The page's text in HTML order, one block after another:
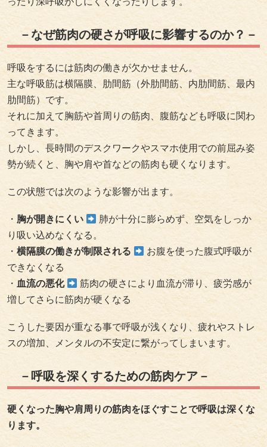
－なぜ筋肉の硬さが呼吸に影響するのか？－
呼吸をするには筋肉の働きが欠かせません。
主な呼吸筋は横隔膜、肋間筋（外肋間筋、内肋間筋、最内
肋間筋）です。
それに加えて胸筋や首周りの筋肉、腹筋なども呼吸に関わ
ってきます。
しかし、長時間のデスクワークやスマホ使用での前屈み姿
勢が続くと、胸や肩や首などの筋肉も硬くなります。
この状態では次のような影響が出ます。
・ 胸が開きにくい
肺が十分に膨らめず、空気をしっか
り吸い込めなくなる。
・ 横隔膜の働きが制限される
お腹を使った腹式呼吸が
できなくなる
・ 血流の悪化
筋肉の硬さにより血流が滞り、疲労感が
増してさらに筋肉が硬くなる
こうした要因が重なる事で呼吸が浅くなり、疲れやストレ
スの増加、メンタルの不安定に繋がってしまいます。
－呼吸を深くするための筋肉ケア－
硬くなった胸や肩周りの筋肉をほぐすことで呼吸は深くな
ります。